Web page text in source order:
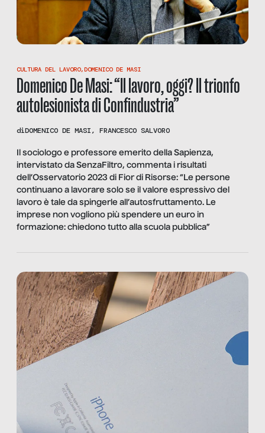
CULTURA DEL LAVORO,DOMENICO DE MASI
Domenico De Masi: “Il lavoro, oggi? Il trionfo
autolesionista di Confindustria”
diDOMENICO DE MASI, FRANCESCO SALVORO
Il sociologo e professore emerito della Sapienza,
intervistato da SenzaFiltro, commenta i risultati
dell’Osservatorio 2023 di Fior di Risorse: “Le persone
continuano a lavorare solo se il valore espressivo del
lavoro è tale da spingerle all’autosfruttamento. Le
imprese non vogliono più spendere un euro in
formazione: chiedono tutto alla scuola pubblica”